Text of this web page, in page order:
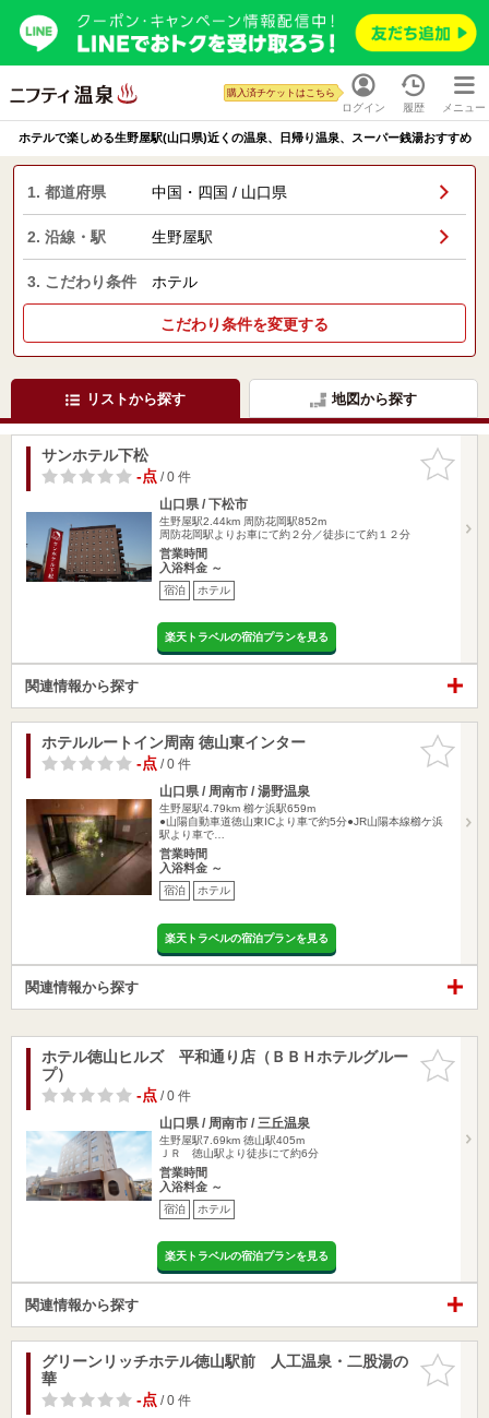
ログイン
購入済チケットはこちら
履歴 メニュー
ホテルで楽しめる生野屋駅(山口県)近くの温泉、日帰り温泉、スーパー銭湯おすすめ
1. 都道府県 中国・四国 / 山口県
2. 沿線・駅 生野屋駅
3. こだわり条件 ホテル
こだわり条件を変更する
リストから探す 地図から探す
お気に入
りに追加
サンホテル下松
-点/ 0 件
山口県 / 下松市
生野屋駅2.44km 周防花岡駅852m
周防花岡駅よりお車にて約２分／徒歩にて約１２分
営業時間
入浴料金 ～
宿泊 ホテル
楽天トラベルの宿泊プランを見る
関連情報から探す
お気に入
りに追加
ホテルルートイン周南 徳山東インター
-点/ 0 件
山口県 / 周南市 / 湯野温泉
生野屋駅4.79km 櫛ケ浜駅659m
●山陽自動車道徳山東ICより車で約5分●JR山陽本線櫛ケ浜
駅より車で…
営業時間
入浴料金 ～
宿泊 ホテル
楽天トラベルの宿泊プランを見る
関連情報から探す
お気に入
りに追加
ホテル徳山ヒルズ 平和通り店（ＢＢＨホテルグルー
プ）
-点/ 0 件
山口県 / 周南市 / 三丘温泉
生野屋駅7.69km 徳山駅405m
ＪＲ 徳山駅より徒歩にて約6分
営業時間
入浴料金 ～
宿泊 ホテル
楽天トラベルの宿泊プランを見る
関連情報から探す
お気に入
りに追加
グリーンリッチホテル徳山駅前 人工温泉・二股湯の
華
-点/ 0 件